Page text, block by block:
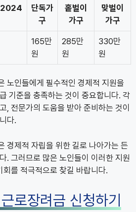
단독가
구
홑벌이
가구
맞벌이
가구
165만
원
285만
원
330만
원
노인들에게 필수적인 경제적 지원을
기준을 충족하는 것이 중요합니다. 각
, 전문가의 도움을 받아 준비하는 것이
다.
경제적 자립을 위한 길로 나아가는 든
. 그러므로 많은 노인들이 이러한 지원
를 적극적으로 찾길 바랍니다.
로장려금 신청하기